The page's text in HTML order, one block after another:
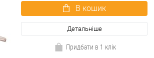
В кошик
Детальніше
Придбати в 1 клік